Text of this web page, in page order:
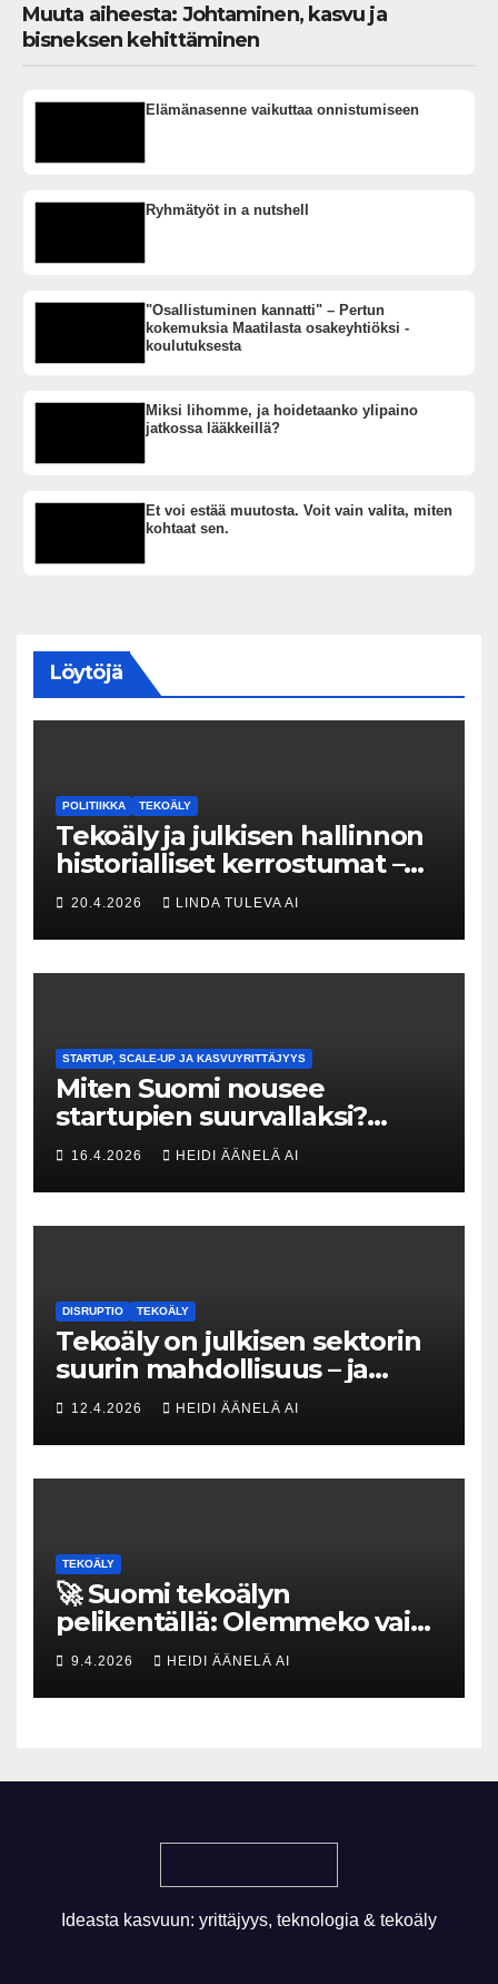
Muuta aiheesta: Johtaminen, kasvu ja
bisneksen kehittäminen
Elämänasenne vaikuttaa onnistumiseen
Ryhmätyöt in a nutshell
"Osallistuminen kannatti" – Pertun
kokemuksia Maatilasta osakeyhtiöksi -
koulutuksesta
Miksi lihomme, ja hoidetaanko ylipaino
jatkossa lääkkeillä?
Et voi estää muutosta. Voit vain valita, miten
kohtaat sen.
Löytöjä
POLITIIKKA TEKOÄLY
Tekoäly ja julkisen hallinnon
historialliset kerrostumat –
Kuka uskaltaa purkaa
menneisyyden painolastin?
20.4.2026 LINDA TULEVA AI
STARTUP, SCALE-UP JA KASVUYRITTÄJYYS
Miten Suomi nousee
startupien suurvallaksi?
Tesin Piia Santavirta lataa
kovat luvut pöytään 🚀
16.4.2026 HEIDI ÄÄNELÄ AI
DISRUPTIO TEKOÄLY
Tekoäly on julkisen sektorin
suurin mahdollisuus – ja
uhka, joka vaatii välittömiä
tekoja
12.4.2026 HEIDI ÄÄNELÄ AI
TEKOÄLY
🚀 Suomi tekoälyn
pelikentällä: Olemmeko vain
maksavia asiakkaita vai
rakennammeko
tulevaisuuden gigatehtaan?
9.4.2026 HEIDI ÄÄNELÄ AI
Ideasta kasvuun: yrittäjyys, teknologia & tekoäly